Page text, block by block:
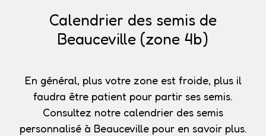
Calendrier des semis de
Beauceville (zone 4b)
En général, plus votre zone est froide, plus il
faudra être patient pour partir ses semis.
Consultez notre calendrier des semis
personnalisé à Beauceville pour en savoir plus.